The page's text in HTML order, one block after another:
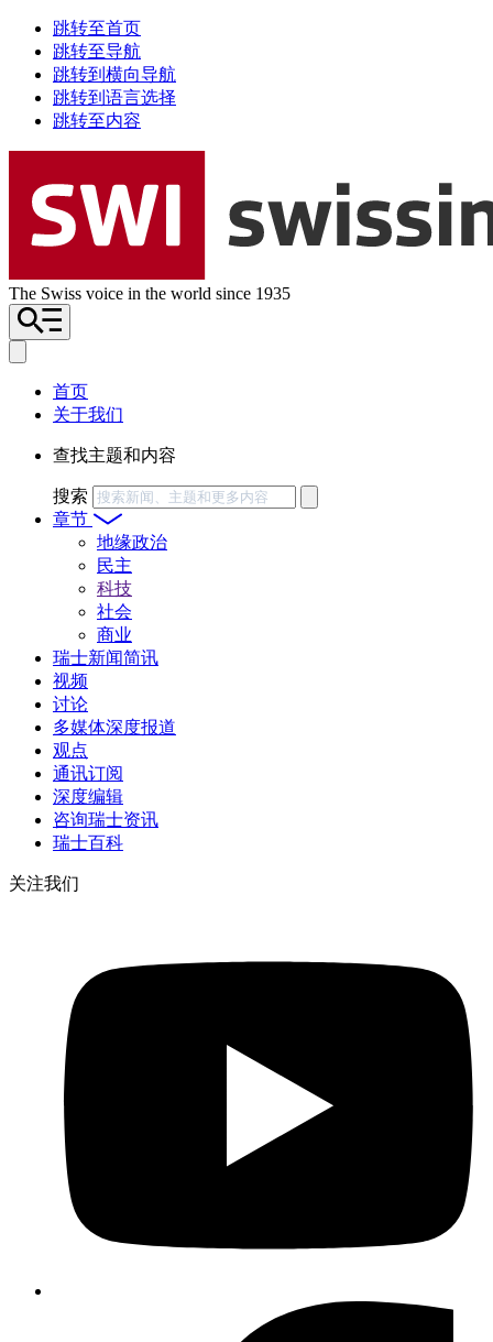
跳转至首页
跳转至导航
跳转到横向导航
跳转到语言选择
跳转至内容
The Swiss voice in the world since 1935
首页
关于我们
查找主题和内容
搜索
章节
地缘政治
民主
科技
社会
商业
瑞士新闻简讯
视频
讨论
多媒体深度报道
观点
通讯订阅
深度编辑
咨询瑞士资讯
瑞士百科
关注我们